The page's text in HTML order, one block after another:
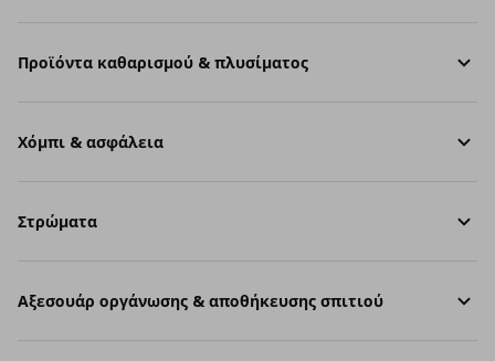
Προϊόντα καθαρισμού & πλυσίματος
Χόμπι & ασφάλεια
Στρώματα
Aξεσουάρ οργάνωσης & αποθήκευσης σπιτιού